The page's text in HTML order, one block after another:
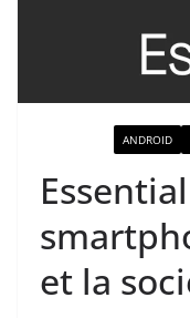
ANDROID
et la